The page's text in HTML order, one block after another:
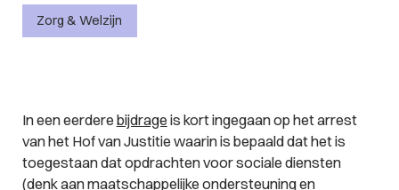
Zorg & Welzijn
In een eerdere bijdrage is kort ingegaan op het arrest
van het Hof van Justitie waarin is bepaald dat het is
toegestaan dat opdrachten voor sociale diensten
(denk aan maatschappelijke ondersteuning en